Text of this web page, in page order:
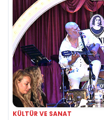
KÜLTÜR VE SANAT